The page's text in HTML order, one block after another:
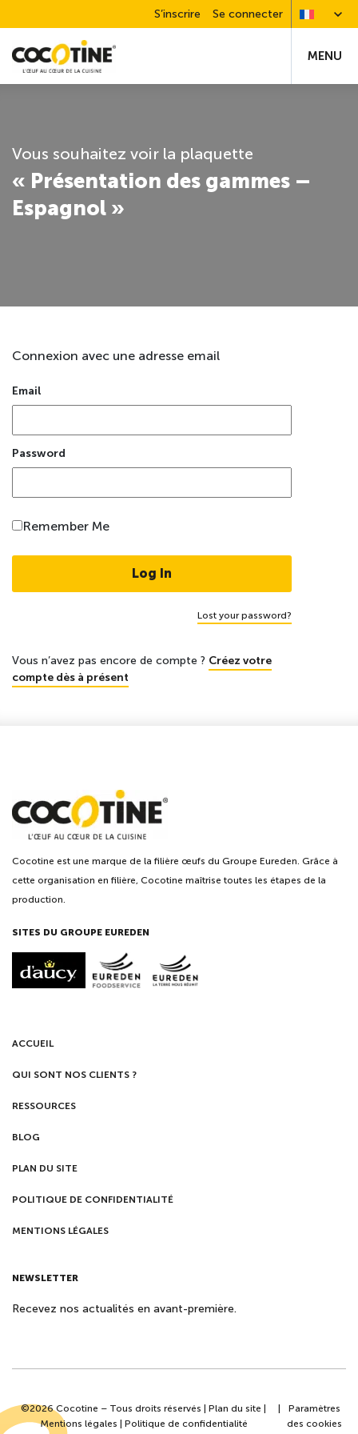
S’inscrire Se connecter
MENU
Vous souhaitez voir la plaquette
« Présentation des gammes –
Espagnol »
Connexion avec une adresse email
Email
Password
Remember Me
Lost your password?
Vous n’avez pas encore de compte ? Créez votre
compte dès à présent
Cocotine est une marque de la filière œufs du Groupe Eureden. Grâce à
cette organisation en filière, Cocotine maîtrise toutes les étapes de la
production.
SITES DU GROUPE EUREDEN
ACCUEIL
QUI SONT NOS CLIENTS ?
RESSOURCES
BLOG
PLAN DU SITE
POLITIQUE DE CONFIDENTIALITÉ
MENTIONS LÉGALES
NEWSLETTER
Recevez nos actualités en avant-première.
©2026 Cocotine – Tous droits réservés |Plan du site
Mentions légales
Politique de confidentialité
Paramètres
des cookies